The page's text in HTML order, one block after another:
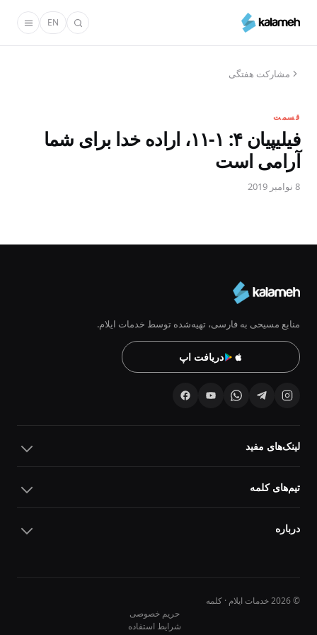
محتوای
EN
مشارکت هفتگی
قسمت
فیلیپیان ۴: ۱-۱۱، اراده خدا برای شما
آرامی است
8 نوامبر 2019
منابع مسیحی به فارسی، تهیه‌شده توسط خدمات ایلام.
دریافت اپ
لینک‌های مفید
تیم‌های کلمه
درباره
© 2026 خدمات ایلام · کلمه
حریم خصوصی
شرایط استفاده